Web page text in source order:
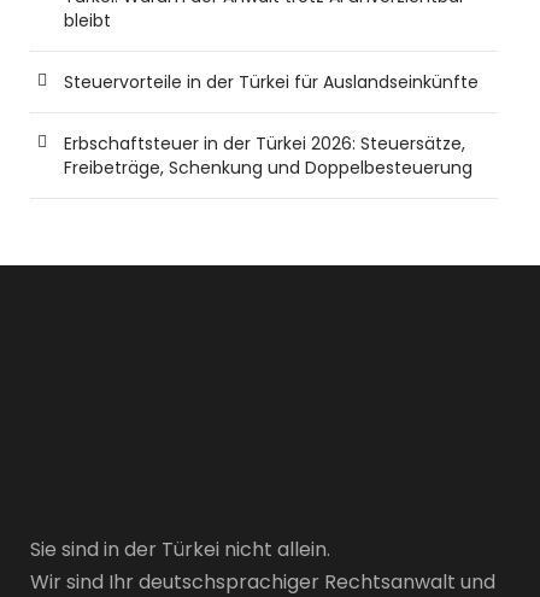
bleibt
Steuervorteile in der Türkei für Auslandseinkünfte
Erbschaftsteuer in der Türkei 2026: Steuersätze,
Freibeträge, Schenkung und Doppelbesteuerung
Sie sind in der Türkei nicht allein.
Wir sind Ihr deutschsprachiger Rechtsanwalt und